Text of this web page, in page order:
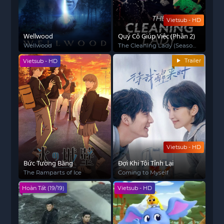
Wellwood
Wellwood
Vietsub - HD
Quý Cô Giúp Việc (Phần 2)
The Cleaning Lady (Season
2)
Vietsub - HD
Bức Tường Băng
The Ramparts of Ice
Vietsub - HD
Trailer
Đợi Khi Tôi Tỉnh Lại
Coming to Myself
Hoàn Tất (19/19) Vietsub - HD